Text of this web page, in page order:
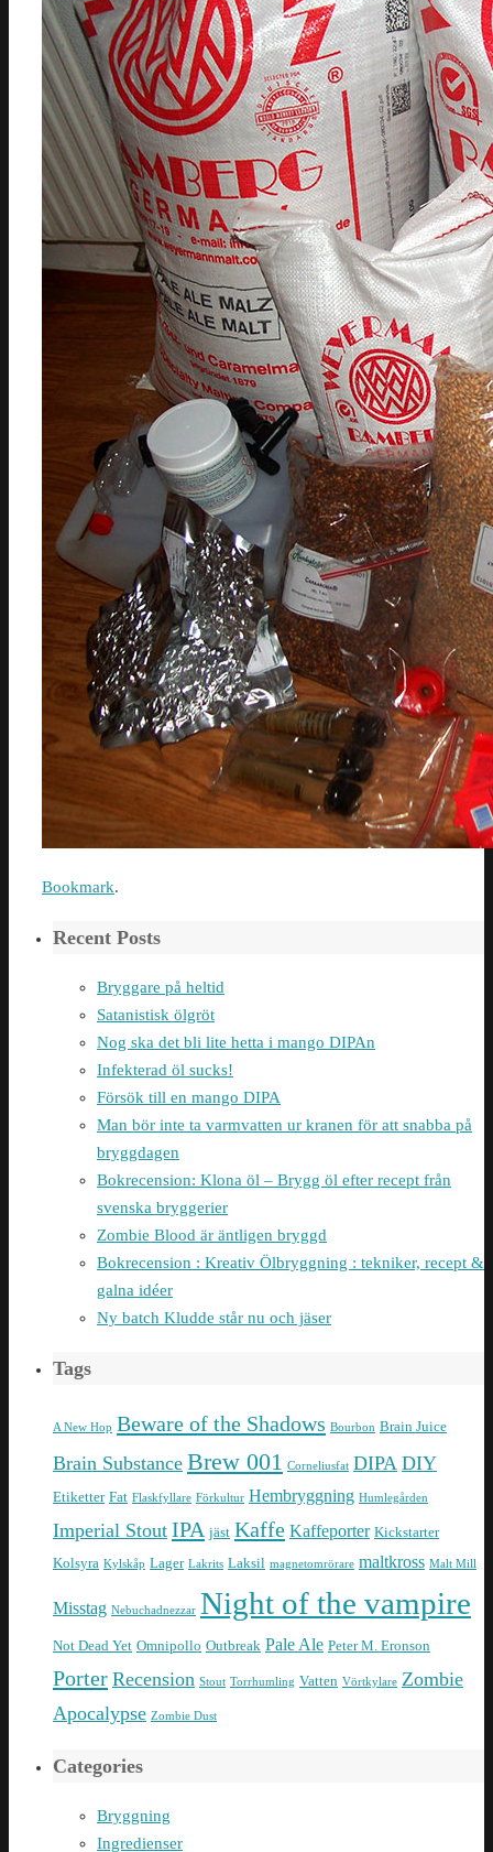
Bookmark.
Recent Posts
Bryggare på heltid
Satanistisk ölgröt
Nog ska det bli lite hetta i mango DIPAn
Infekterad öl sucks!
Försök till en mango DIPA
Man bör inte ta varmvatten ur kranen för att snabba på
bryggdagen
Bokrecension: Klona öl – Brygg öl efter recept från
svenska bryggerier
Zombie Blood är äntligen bryggd
Bokrecension : Kreativ Ölbryggning : tekniker, recept &
galna idéer
Ny batch Kludde står nu och jäser
Tags
A New Hop Beware of the Shadows Bourbon Brain Juice
Brain Substance Brew 001 Corneliusfat DIPA DIY
Etiketter Fat Flaskfyllare Förkultur Hembryggning Humlegården
Imperial Stout IPA jäst Kaffe Kaffeporter Kickstarter
Kolsyra Kylskåp Lager Lakrits Laksil magnetomrörare maltkross Malt Mill
Misstag Nebuchadnezzar Night of the vampire
Not Dead Yet Omnipollo Outbreak Pale Ale Peter M. Eronson
Porter Recension Stout Torrhumling Vatten Vörtkylare Zombie
Apocalypse Zombie Dust
Categories
Bryggning
Ingredienser